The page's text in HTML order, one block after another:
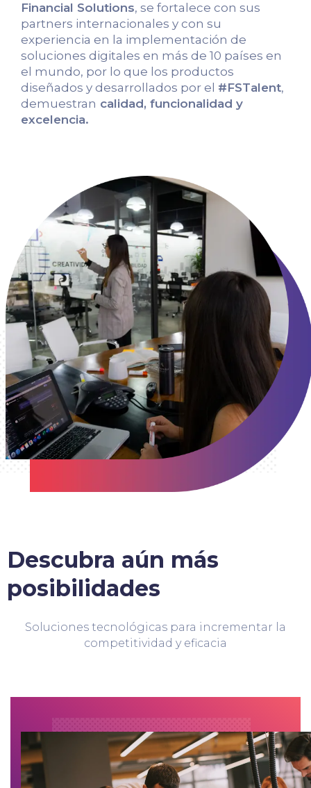
Financial Solutions, se fortalece con sus
partners internacionales y con su
experiencia en la implementación de
soluciones digitales en más de 10 países en
el mundo, por lo que los productos
diseñados y desarrollados por el #FSTalent,
demuestran calidad, funcionalidad y
excelencia.
Descubra aún más
posibilidades
Soluciones tecnológicas para incrementar la
competitividad y eficacia